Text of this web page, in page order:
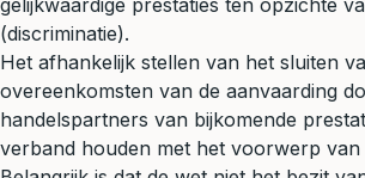
gelijkwaardige prestaties ten opzichte
(discriminatie).
Het afhankelijk stellen van het sluiten
overeenkomsten van de aanvaarding
handelspartners van bijkomende
verband houden met het voorwerp van